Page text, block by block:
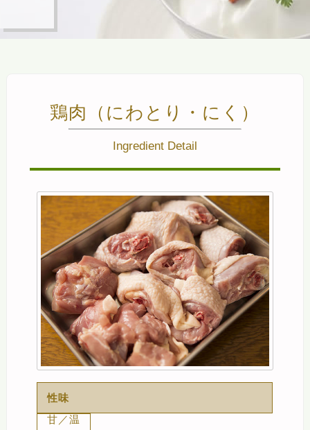
鶏肉（にわとり・にく）
Ingredient Detail
性味
甘／温